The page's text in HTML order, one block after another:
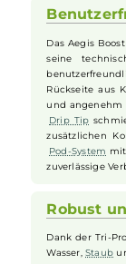
leistungsstarke
sorgen für
Verschiedene
eine Airflow-
ein
vielseitigen B-
MTL.
Das Aegis
seine
Rückseite